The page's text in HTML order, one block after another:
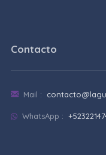
Contacto
Mail :
WhatsApp :